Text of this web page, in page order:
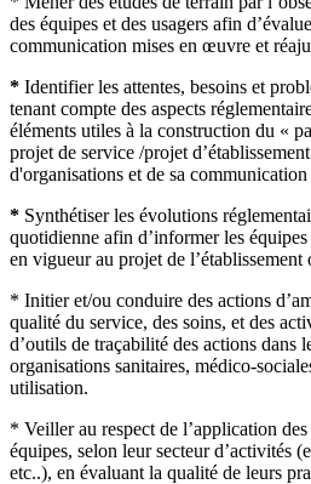
des équipes et des usagers afin
communication mises en œuvre et
* Identifier les attentes, besoins et
tenant compte des aspects
éléments utiles à la construction du «
projet de service /projet
d'organisations et de sa communication
* Synthétiser les évolutions
quotidienne afin d’informer les
en vigueur au projet de l’établissement
* Initier et/ou conduire des actions
qualité du service, des soins, et des
d’outils de traçabilité des actions dans
organisations sanitaires, médico-
utilisation.
* Veiller au respect de l’application
équipes, selon leur secteur d’activités
etc..), en évaluant la qualité de leurs